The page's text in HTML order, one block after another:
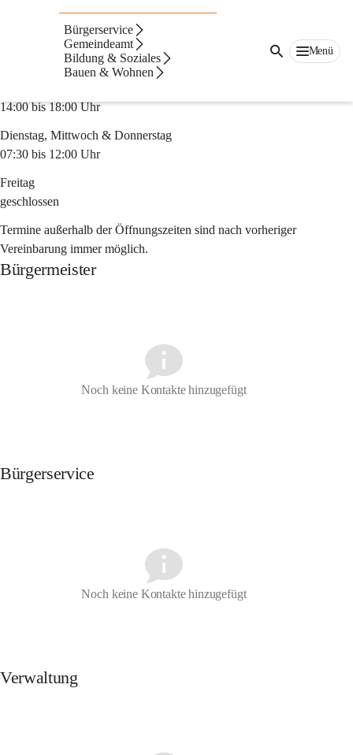
Bürgerservice
Gemeindeamt
Bildung & Soziales
Bauen & Wohnen
Menü
Öffnungszeiten
14:00 bis 18:00 Uhr
Dienstag, Mittwoch & Donnerstag
07:30 bis 12:00 Uhr
Freitag
geschlossen
Termine außerhalb der Öffnungszeiten sind nach vorheriger
Vereinbarung immer möglich.
Bürgermeister
Noch keine Kontakte hinzugefügt
Bürgerservice
Noch keine Kontakte hinzugefügt
Verwaltung